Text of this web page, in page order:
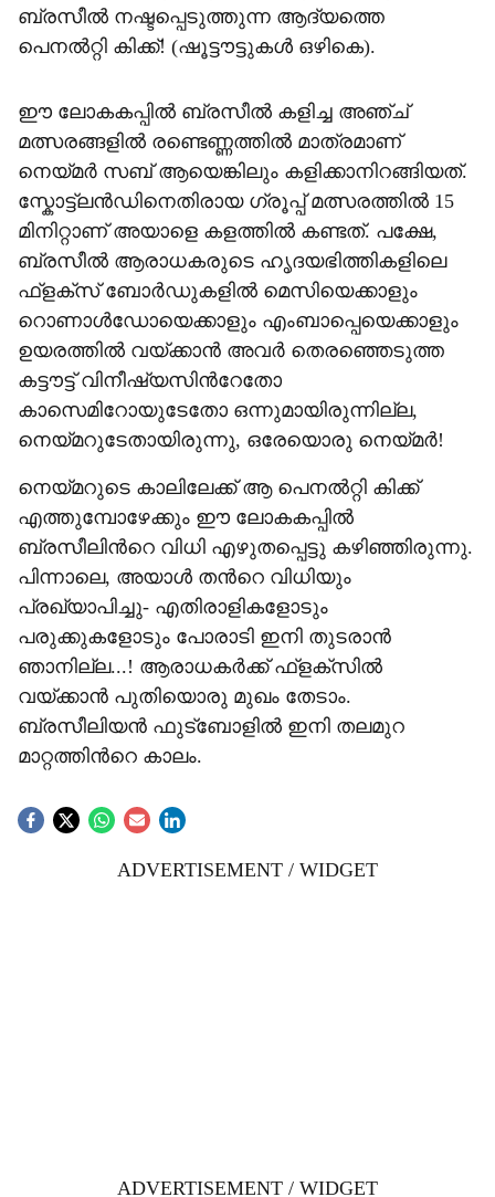
ബ്രസീൽ നഷ്ടപ്പെടുത്തുന്ന ആദ്യത്തെ
പെനൽറ്റി കിക്ക്! (ഷൂട്ടൗട്ടുകൾ ഒഴികെ).
ഈ ലോകകപ്പിൽ ബ്രസീൽ കളിച്ച അഞ്ച്
മത്സരങ്ങളിൽ രണ്ടെണ്ണത്തിൽ മാത്രമാണ്
നെയ്മർ സബ് ആയെങ്കിലും കളിക്കാനിറങ്ങിയത്.
സ്കോട്ട്ലൻഡിനെതിരായ ഗ്രൂപ്പ് മത്സരത്തിൽ 15
മിനിറ്റാണ് അയാളെ കളത്തിൽ കണ്ടത്. പക്ഷേ,
ബ്രസീൽ ആരാധകരുടെ ഹൃദയഭിത്തികളിലെ
ഫ്ളക്സ് ബോർഡുകളിൽ മെസിയെക്കാളും
റൊണാൾഡോയെക്കാളും എംബാപ്പെയെക്കാളും
ഉയരത്തിൽ വയ്ക്കാൻ അവർ തെരഞ്ഞെടുത്ത
കട്ടൗട്ട് വിനീഷ്യസിന്‍റേതോ
കാസെമിറോയുടേതോ ഒന്നുമായിരുന്നില്ല,
നെയ്മറുടേതായിരുന്നു, ഒരേയൊരു നെയ്മർ!
നെയ്മറുടെ കാലിലേക്ക് ആ പെനൽറ്റി കിക്ക്
എത്തുമ്പോഴേക്കും ഈ ലോകകപ്പിൽ
ബ്രസീലിന്‍റെ വിധി എഴുതപ്പെട്ടു കഴിഞ്ഞിരുന്നു.
പിന്നാലെ, അയാൾ തന്‍റെ വിധിയും
പ്രഖ്യാപിച്ചു- എതിരാളികളോടും
പരുക്കുകളോടും പോരാടി ഇനി തുടരാൻ
ഞാനില്ല...! ആരാധകർക്ക് ഫ്ളക്സിൽ
വയ്ക്കാൻ പുതിയൊരു മുഖം തേടാം.
ബ്രസീലിയൻ ഫു‌ട്ബോളിൽ ഇനി തലമുറ
മാറ്റത്തിന്‍റെ കാലം.
ADVERTISEMENT / WIDGET
ADVERTISEMENT / WIDGET